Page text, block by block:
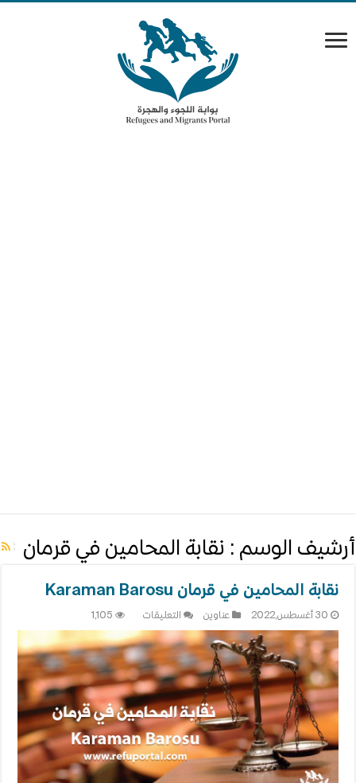
أرشيف الوسم : نقابة المحامين في قرمان
نقابة المحامين في قرمان Karaman Barosu
30 أغسطس,2022 عناوين التعليقات
المحامين
في
قرمان
Karaman
Barosu
مغلقة
1,105